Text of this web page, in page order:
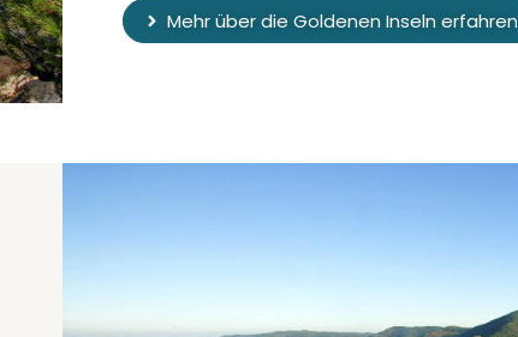
Mehr über die Goldenen Inseln erfahren